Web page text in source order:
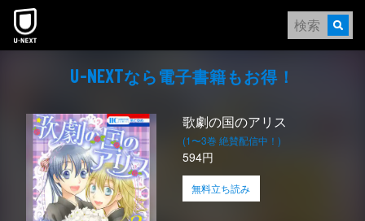
本文へスキップ
U-NEXTなら電⼦書籍もお得！
歌劇の国のアリス
(1〜3巻 絶賛配信中！)
594円
無料立ち読み